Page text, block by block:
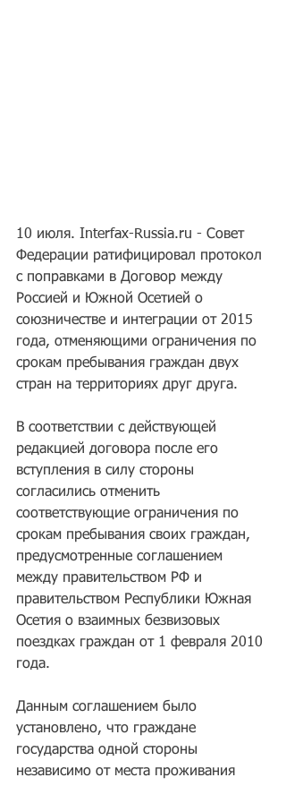
10 июля. Interfax-Russia.ru - Совет
Федерации ратифицировал протокол
с поправками в Договор между
Россией и Южной Осетией о
союзничестве и интеграции от 2015
года, отменяющими ограничения по
срокам пребывания граждан двух
стран на территориях друг друга.
В соответствии с действующей
редакцией договора после его
вступления в силу стороны
согласились отменить
соответствующие ограничения по
срокам пребывания своих граждан,
предусмотренные соглашением
между правительством РФ и
правительством Республики Южная
Осетия о взаимных безвизовых
поездках граждан от 1 февраля 2010
года.
Данным соглашением было
установлено, что граждане
государства одной стороны
независимо от места проживания